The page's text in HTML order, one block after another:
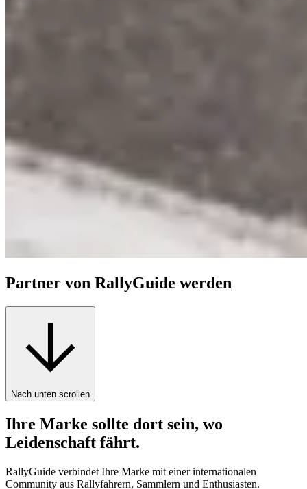
Partner von RallyGuide werden
Nach unten scrollen
Ihre Marke sollte dort sein, wo
Leidenschaft fährt.
RallyGuide verbindet Ihre Marke mit einer internationalen
Community aus Rallyfahrern, Sammlern und Enthusiasten.